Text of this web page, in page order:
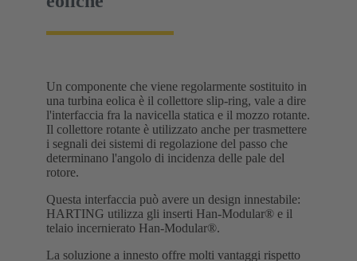
Un componente che viene regolarmente sostituito in
una turbina eolica è il collettore slip-ring, vale a dire
l'interfaccia fra la navicella statica e il mozzo rotante.
Il collettore rotante è utilizzato anche per trasmettere
i segnali dei sistemi di regolazione del passo che
determinano l'angolo di incidenza delle pale del
rotore.
Questa interfaccia può avere un design innestabile:
HARTING utilizza gli inserti Han-Modular® e il
telaio incernierato Han-Modular®.
La soluzione a innesto offre molti vantaggi rispetto